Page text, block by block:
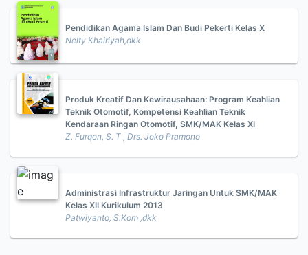
Pendidikan Agama Islam Dan Budi Pekerti Kelas X
Nelty Khairiyah,dkk
Produk Kreatif Dan Kewirausahaan: Program Keahlian
Teknik Otomotif, Kompetensi Keahlian Teknik
Kendaraan Ringan Otomotif, SMK/MAK Kelas XI
Z. Furqon, S. T , Drs. Joko Pramono
Administrasi Infrastruktur Jaringan Untuk SMK/MAK
Kelas XII Kurikulum 2013
Patwiyanto, S.Kom ,dkk